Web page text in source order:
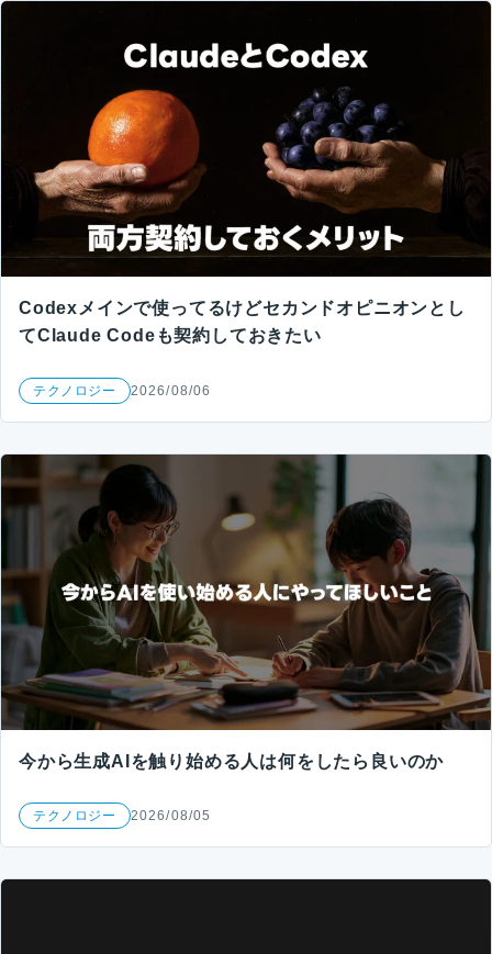
Codexメインで使ってるけどセカンドオピニオンとし
てClaude Codeも契約しておきたい
テクノロジー 2026/08/06
今から生成AIを触り始める人は何をしたら良いのか
テクノロジー 2026/08/05